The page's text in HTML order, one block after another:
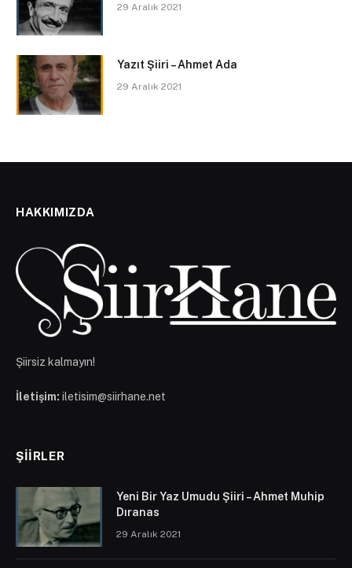
29 Aralık 2021
Yazıt Şiiri – Ahmet Ada
29 Aralık 2021
HAKKIMIZDA
Şiirsiz kalmayın!
İletişim: iletisim@siirhane.net
ŞIIRLER
Yeni Bir Yaz Umudu Şiiri – Ahmet Muhip
Dıranas
29 Aralık 2021